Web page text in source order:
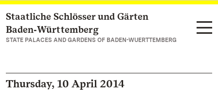
Navigate to main page
Staatliche Schlösser und Gärten
Baden‑Württemberg
STATE PALACES AND GARDENS OF BADEN-WUERTTEMBERG
Thursday, 10 April 2014